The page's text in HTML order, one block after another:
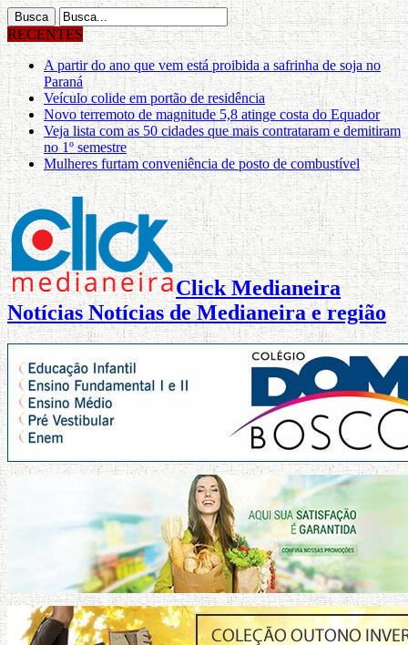
RECENTES
A partir do ano que vem está proibida a safrinha de soja no
Paraná
Veículo colide em portão de residência
Novo terremoto de magnitude 5,8 atinge costa do Equador
Veja lista com as 50 cidades que mais contrataram e demitiram
no 1º semestre
Mulheres furtam conveniência de posto de combustível
Click Medianeira
Notícias Notícias de Medianeira e região